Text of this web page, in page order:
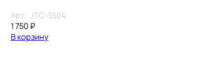
Арт.: JTC-3504
1 750 ₽
В корзину